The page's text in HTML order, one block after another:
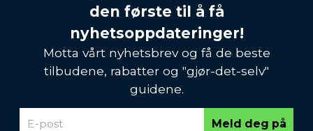
den første til å få
nyhetsoppdateringer!
Motta vårt nyhetsbrev og få de beste
tilbudene, rabatter og "gjør-det-selv"
guidene.
Meld deg på